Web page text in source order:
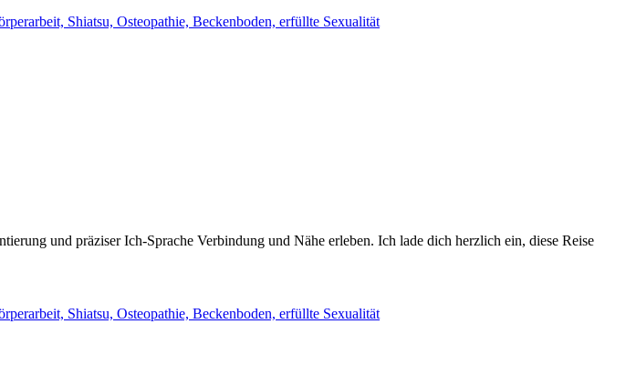
und präziser Ich-Sprache Verbindung und Nähe erleben. Ich lade dich herzlich ein, diese Reise